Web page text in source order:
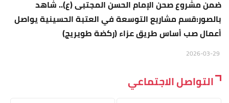
ضمن مشروع صحن الإمام الحسن المجتبى (ع).. شاهد
بالصور:قسم مشاريع التوسعة في العتبة الحسينية يواصل
أعمال صب أساس طريق عزاء (ركضة طويريج)
التواصل الاجتماعي